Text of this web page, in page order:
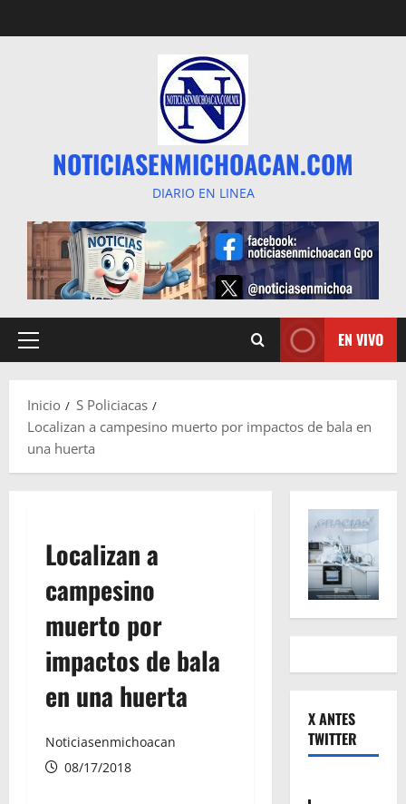
al
NOTICIASENMICHOACAN.COM
DIARIO EN LINEA
Menú
EN VIVO
Inicio
S Policiacas
Localizan a campesino muerto por impactos de bala en
una huerta
Localizan a
campesino
muerto por
impactos de bala
en una huerta
Noticiasenmichoacan
08/17/2018
X ANTES
TWITTER